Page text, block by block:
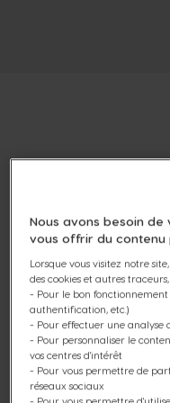
MINI PACK
(3)
Capsules:x96
Icône
Découvrez notre Mini
composé de 6 boites
NESCAFÉ® Dolce
nos boissons
Nous avons besoin
vous offrir du contenu
Lorsque vous visitez notre
des cookies et autres
- Pour le bon
authentification, etc.)
- Pour effectuer une analyse
- Pour personnaliser le
vos centres d'intérêt
- Pour vous permettre de
réseaux sociaux